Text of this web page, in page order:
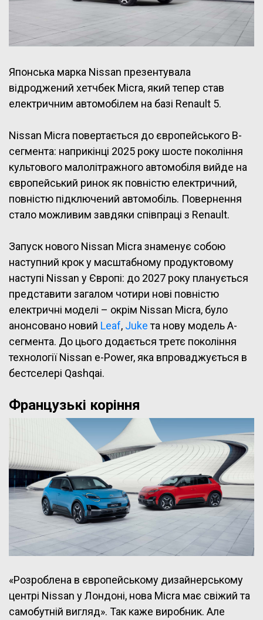
Японська марка Nissan презентувала
відроджений хетчбек Micra, який тепер став
електричним автомобілем на базі Renault 5.
Nissan Micra повертається до європейського B-
сегмента: наприкінці 2025 року шосте покоління
культового малолітражного автомобіля вийде на
європейський ринок як повністю електричний,
повністю підключений автомобіль. Повернення
стало можливим завдяки співпраці з Renault.
Запуск нового Nissan Micra знаменує собою
наступний крок у масштабному продуктовому
наступі Nissan у Європі: до 2027 року планується
представити загалом чотири нові повністю
електричні моделі – окрім Nissan Micra, було
анонсовано новий Leaf, Jukeта нову модель A-
сегмента. До цього додається третє покоління
технології Nissan e-Power, яка впроваджується в
бестселері Qashqai.
Французькі коріння
«Розроблена в європейському дизайнерському
центрі Nissan у Лондоні, нова Micra має свіжий та
самобутній вигляд». Так каже виробник. Але